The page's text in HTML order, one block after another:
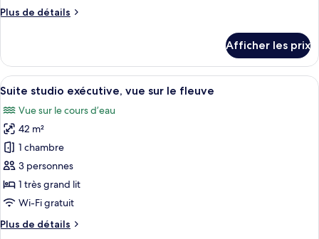
chambre :
Room,
1
Bed,
Balcony,
No
View
Plus de détails
Plus
Standard
Double
Room,
King
Bed,
Balcony,
No
View
Afficher les prix
Afficher
toutes
les
photos
pour
ce
type
de
chambre :
Suite
Suite studio exécutive, vue sur le
21
Suite studio exécutive, vue sur le fleuve
Vue sur le cours d’eau
42 m²
1 chambre
3 personnes
1 très grand lit
Wi-Fi gratuit
Plus de détails
Plus